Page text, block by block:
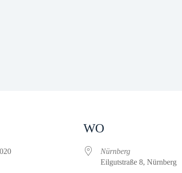
WO
Nürnberg
Eilgutstraße 8, Nürnberg